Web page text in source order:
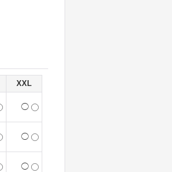
XXL
◯
◯
◯